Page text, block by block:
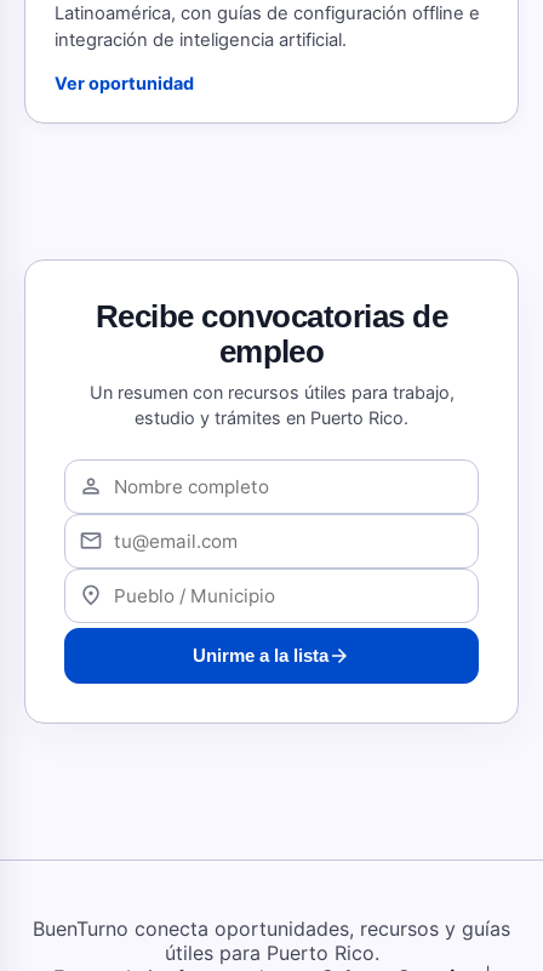
Latinoamérica, con guías de configuración offline e
integración de inteligencia artificial.
Ver oportunidad
Recibe convocatorias de
empleo
Un resumen con recursos útiles para trabajo,
estudio y trámites en Puerto Rico.
person
mail
location_on
Unirme a la listaarrow_forward
BuenTurno conecta oportunidades, recursos y guías
útiles para Puerto Rico.